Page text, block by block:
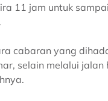
11 jam untuk
cabaran yang
selain melalui